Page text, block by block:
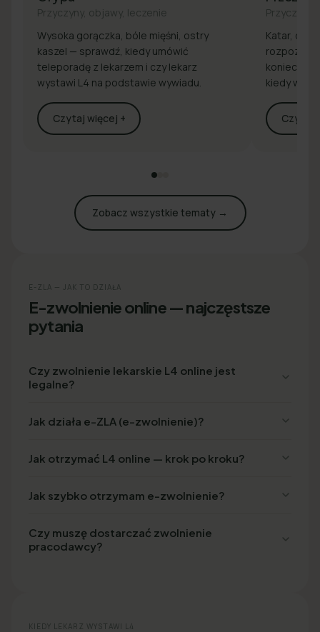
Przyczyny, objawy, leczenie
Wysoka gorączka, bóle mięśni, ostry
kaszel — sprawdź, kiedy umówić
teleporadę z lekarzem i czy lekarz
wystawi L4 na podstawie wywiadu.
Czytaj więcej +
Przyczyny,
Katar,
rozpoznaj
konieczna
kiedy
Czytaj
Zobacz wszystkie tematy →
E-ZLA — JAK TO DZIAŁA
E-zwolnienie online — najczęstsze
pytania
Czy zwolnienie lekarskie L4 online jest
legalne?
Jak działa e-ZLA (e-zwolnienie)?
Jak otrzymać L4 online — krok po kroku?
Jak szybko otrzymam e-zwolnienie?
Czy muszę dostarczać zwolnienie
pracodawcy?
KIEDY LEKARZ WYSTAWI L4